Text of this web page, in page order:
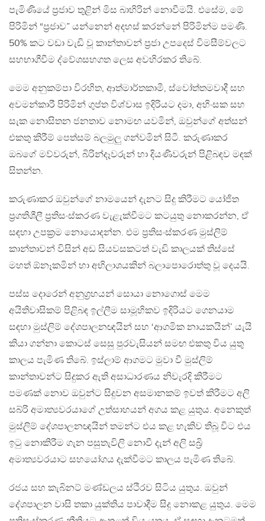
පැමිණියේ ප්‍රජාව තුළින් මිස බාහිරින් නොවීමයි. එසේම, මේ
පිරිමින් “ප්‍රජාව” යන්නෙන් අදහස් කරන්නේ පිරිමින්ම පමණි.
50% කට වඩා වැඩි වූ කාන්තාවන් ප්‍රජා උපදෙස් විමසීම්වලට
සහභාගීවීම ද්වේශසහගත ලෙස අවහිරකර තිබේ.
මෙම අනුකම්පා විරහිත, ආත්මාර්තකාමී, ස්වෝත්තමවාදී සහ
අවමන්කාරී පිරිමින් ගුප්ත විශ්වාස ඉදිරියට දමා, අහිංසක සහ
සැක නොසිතන ජනතාව නොමඟ යවමින්, ඔවුන්ගේ අත්සන්
එකතු කිරීම් පෙත්සම් බලමුලු ගන්වමින් සිටී. කරුණාකර
ඔබගේ මව්වරුන්, බිරින්දෑවරුන් හා දියණිවරුන් පිළිබඳව මඳක්
සිතන්න.
කරුණාකර ඔවුන්ගේ නාමයෙන් දැනට සිදු කිරීමට යෝජිත
ප්‍රගතිශීලී ප්‍රතිසංස්කරණ වැළැක්වීමට කටයුතු නොකරන්න, ඒ
සඳහා උපක්‍රම නොයොදන්න. එම ප්‍රතිසංස්කරණ මුස්ලිම්
කාන්තාවන් විසින් අඩ සියවසකටත් වැඩි කාලයක් තිස්සේ
මහත් ඕනෑකමින් හා අභිලාශයකින් බලාපොරොත්තු වූ දෙයයි.
පස්ස දොරෙන් අනුග්‍රහයන් සොයා නොගොස් මෙම
අයිතිවාසිකම් පිළිබඳ ඉල්ලීම සාමූහිකව ඉදිරියට ගෙනයාම
සඳහා මුස්ලිම් දේශපාලනඥයින් සහ ‘ආගමික නායකයින්’ යැයි
කියා ගන්නා කොටස් සෙසු පුරවැසියන් සමඟ එකතු විය යුතු
කාලය පැමිණ තිබේ. ඉස්ලාම් ආගමට මුවා වී මුස්ලිම්
කාන්තාවන්ට සිදුකර ඇති අසාධාරණය නිවැරදි කිරීමට
පමණක් නොව ඔවුන්ට සිදුවන අසමානකම් ඉවත් කිරීමට අලි
සබ්රි අමාත්‍යවරයාගේ උත්සාහයන් අගය කළ යුතුය‍. අනෙකුත්
මුස්ලිම් දේශපාලනඥයින් තමන්ට එය කළ හැකිව තිබූ විට එය
ඉටු නොකිරීම ගැන පසුතැවිලි නොවී දැන් අලි සබ්‍රි
අමාත්‍යවරයාට සහයෝගය දැක්වීමට කාලය පැමිණ තිබේ.
රජය සහ කැබිනට් මණ්ඩලය ස්ථිරව සිටිය යුතුය. ඔවුන්
දේශපාලන වාසි තකා යුක්තිය පාවාදීම සිදු නොකළ යුතුය. මෙම